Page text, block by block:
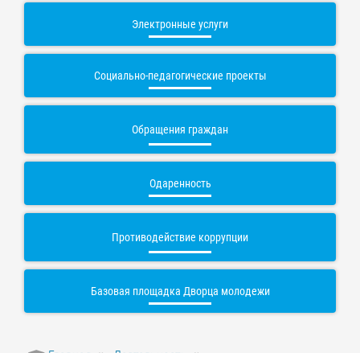
Электронные услуги
Социально-педагогические проекты
Обращения граждан
Одаренность
Противодействие коррупции
Базовая площадка Дворца молодежи